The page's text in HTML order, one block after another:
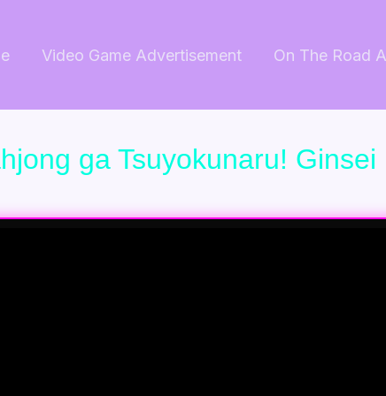
Video Game Advertisement On The Road
ga Tsuyokunaru! Ginsei